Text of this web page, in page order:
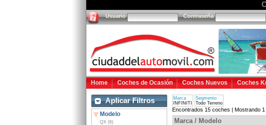
Usuario Contraseña
Home Coches de Ocasión Coches Nuevos Coches
Aplicar Filtros
Modelo
QX (6)
Marca
INFINITI
Segmento
Todo Terreno
Encontrados 15 coches | Mostrando 1
Marca / Modelo